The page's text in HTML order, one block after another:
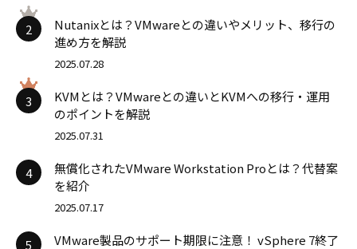
2
Nutanixとは？VMwareとの違いやメリット、移行の
進め方を解説
2025.07.28
3
KVMとは？VMwareとの違いとKVMへの移行・運用
のポイントを解説
2025.07.31
4
無償化されたVMware Workstation Proとは？代替案
を紹介
2025.07.17
5
VMware製品のサポート期限に注意！ vSphere 7終了